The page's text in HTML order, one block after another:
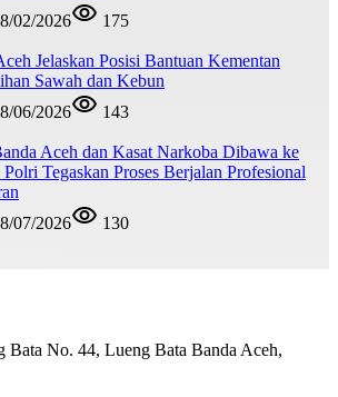
02/2026
175
Jelaskan Posisi Bantuan Kementan
Sawah dan Kebun
06/2026
143
Aceh dan Kasat Narkoba Dibawa ke
Tegaskan Proses Berjalan Profesional
07/2026 130
Bata No. 44, Lueng Bata Banda Aceh,